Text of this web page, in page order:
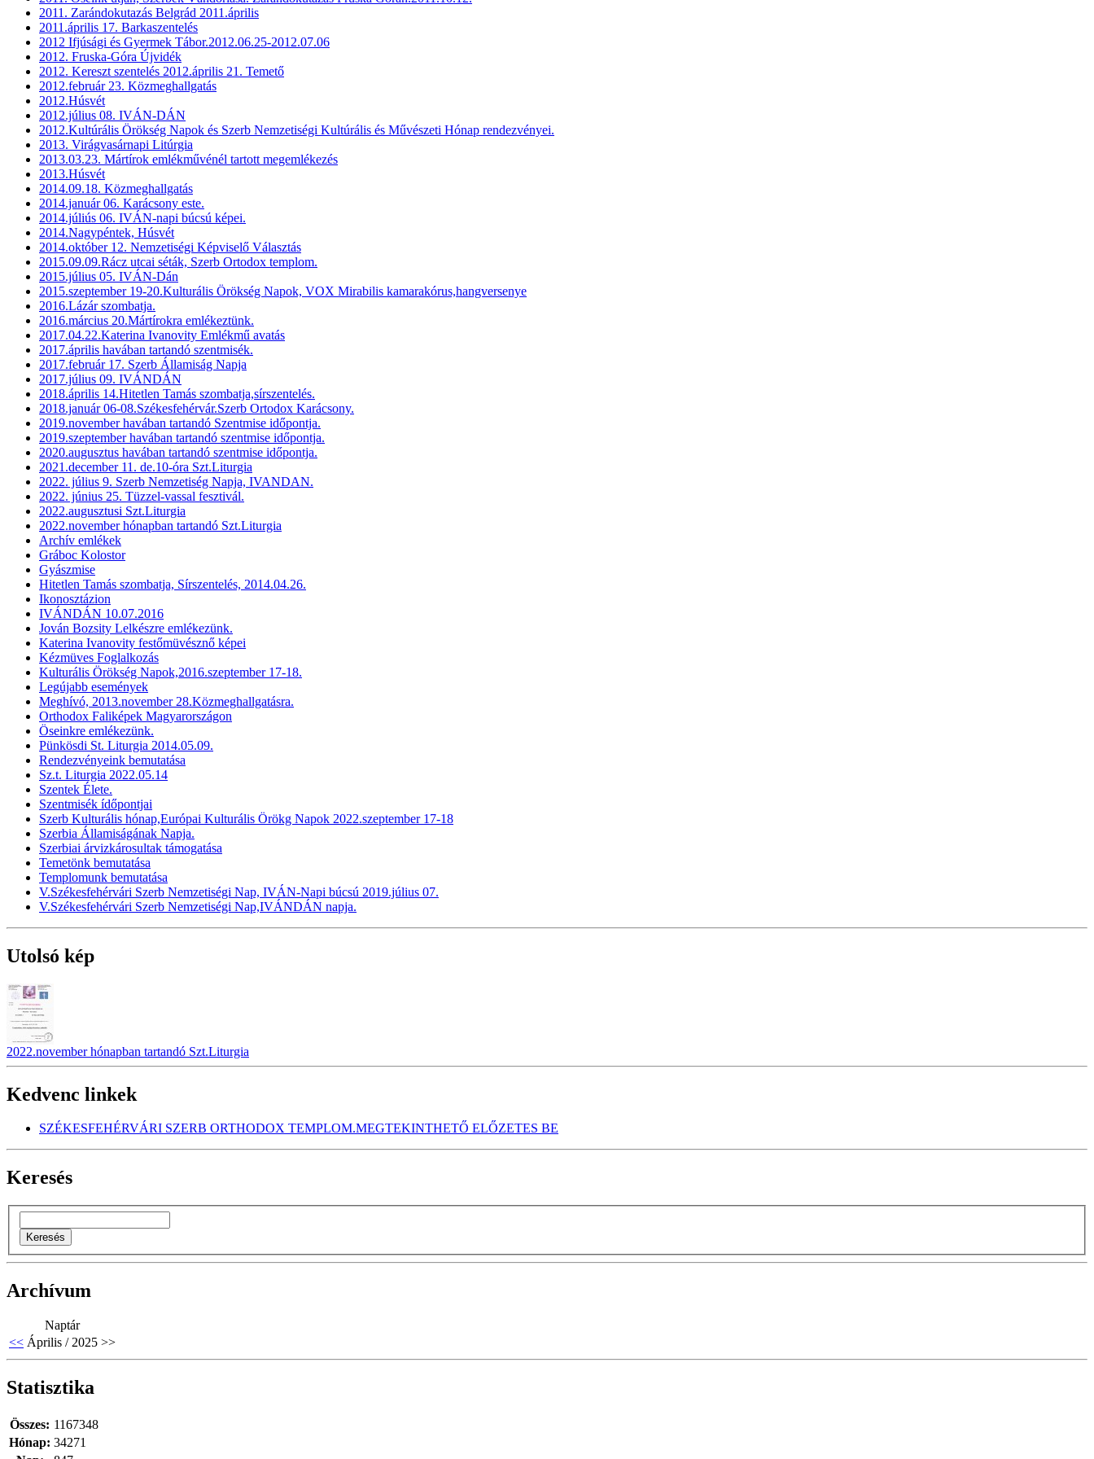
2011. Zarándokutazás Belgrád 2011.április
2011.április 17. Barkaszentelés
2012 Ifjúsági és Gyermek Tábor.2012.06.25-2012.07.06
2012. Fruska-Góra Újvidék
2012. Kereszt szentelés 2012.április 21. Temető
2012.február 23. Közmeghallgatás
2012.Húsvét
2012.július 08. IVÁN-DÁN
2012.Kultúrális Örökség Napok és Szerb Nemzetiségi Kultúrális és Művészeti Hónap rendezvényei.
2013. Virágvasárnapi Litúrgia
2013.03.23. Mártírok emlékművénél tartott megemlékezés
2013.Húsvét
2014.09.18. Közmeghallgatás
2014.január 06. Karácsony este.
2014.júliús 06. IVÁN-napi búcsú képei.
2014.Nagypéntek, Húsvét
2014.október 12. Nemzetiségi Képviselő Választás
2015.09.09.Rácz utcai séták, Szerb Ortodox templom.
2015.július 05. IVÁN-Dán
2015.szeptember 19-20.Kulturális Örökség Napok, VOX Mirabilis kamarakórus,hangversenye
2016.Lázár szombatja.
2016.március 20.Mártírokra emlékeztünk.
2017.04.22.Katerina Ivanovity Emlékmű avatás
2017.április havában tartandó szentmisék.
2017.február 17. Szerb Államiság Napja
2017.július 09. IVÁNDÁN
2018.április 14.Hitetlen Tamás szombatja,sírszentelés.
2018.január 06-08.Székesfehérvár.Szerb Ortodox Karácsony.
2019.november havában tartandó Szentmise időpontja.
2019.szeptember havában tartandó szentmise időpontja.
2020.augusztus havában tartandó szentmise időpontja.
2021.december 11. de.10-óra Szt.Liturgia
2022. július 9. Szerb Nemzetiség Napja, IVANDAN.
2022. június 25. Tüzzel-vassal fesztivál.
2022.augusztusi Szt.Liturgia
2022.november hónapban tartandó Szt.Liturgia
Archív emlékek
Gráboc Kolostor
Gyászmise
Hitetlen Tamás szombatja, Sírszentelés, 2014.04.26.
Ikonosztázion
IVÁNDÁN 10.07.2016
Jován Bozsity Lelkészre emlékezünk.
Katerina Ivanovity festőmüvésznő képei
Kézmüves Foglalkozás
Kulturális Örökség Napok,2016.szeptember 17-18.
Legújabb események
Meghívó, 2013.november 28.Közmeghallgatásra.
Orthodox Faliképek Magyarországon
Öseinkre emlékezünk.
Pünkösdi St. Liturgia 2014.05.09.
Rendezvényeink bemutatása
Sz.t. Liturgia 2022.05.14
Szentek Élete.
Szentmisék ídőpontjai
Szerb Kulturális hónap,Európai Kulturális Örökg Napok 2022.szeptember 17-18
Szerbia Államiságának Napja.
Szerbiai árvizkárosultak támogatása
Temetönk bemutatása
Templomunk bemutatása
V.Székesfehérvári Szerb Nemzetiségi Nap, IVÁN-Napi búcsú 2019.július 07.
V.Székesfehérvári Szerb Nemzetiségi Nap,IVÁNDÁN napja.
Utolsó kép
2022.november hónapban tartandó Szt.Liturgia
Kedvenc linkek
SZÉKESFEHÉRVÁRI SZERB ORTHODOX TEMPLOM.MEGTEKINTHETŐ ELŐZETES BE
Keresés
Archívum
Naptár
<< Április / 2025 >>
Statisztika
Összes: 1167348
Hónap: 34271